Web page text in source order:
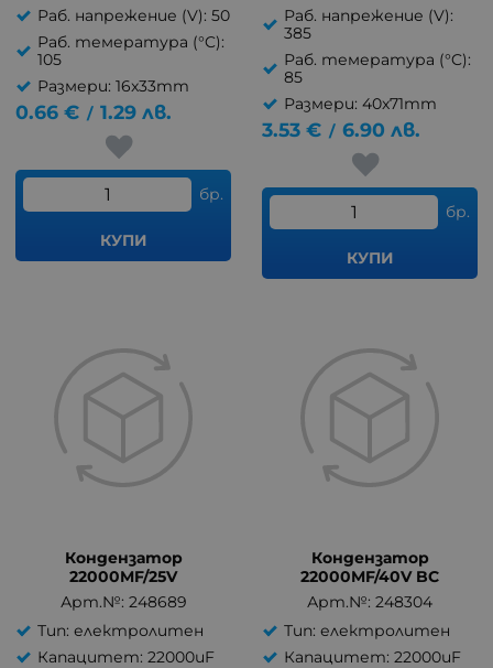
Раб. напрежение (V): 50
Раб. темература (°C):
105
Размери: 16x33mm
0.66 € / 1.29 лв.
бр.
КУПИ
Раб. напрежение (V):
385
Раб. темература (°C):
85
Размери: 40x71mm
3.53 € / 6.90 лв.
бр.
КУПИ
Кондензатор
22000MF/25V
Арт.№: 248689
Тип: електролитен
Капацитет: 22000uF
Кондензатор
22000MF/40V BC
Арт.№: 248304
Тип: електролитен
Капацитет: 22000uF